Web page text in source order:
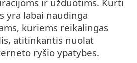
ir užduotims. Kurti
yra labai naudinga
kuriems reikalingas
atitinkantis nuolat
ryšio ypatybes.